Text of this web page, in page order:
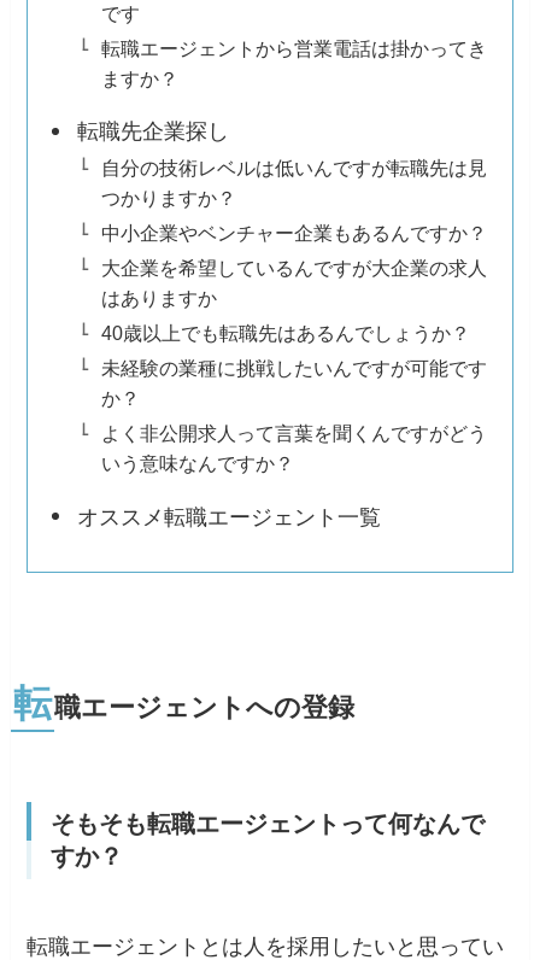
です
転職エージェントから営業電話は掛かってき
ますか？
転職先企業探し
自分の技術レベルは低いんですが転職先は見
つかりますか？
中小企業やベンチャー企業もあるんですか？
大企業を希望しているんですが大企業の求人
はありますか
40歳以上でも転職先はあるんでしょうか？
未経験の業種に挑戦したいんですが可能です
か？
よく非公開求人って言葉を聞くんですがどう
いう意味なんですか？
オススメ転職エージェント一覧
転職エージェントへの登録
そもそも転職エージェントって何なんで
すか？
転職エージェントとは人を採用したいと思ってい